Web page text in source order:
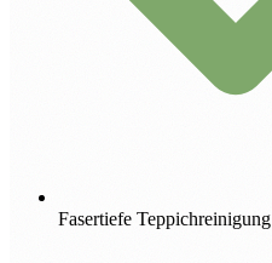
Fasertiefe Teppichreinigung